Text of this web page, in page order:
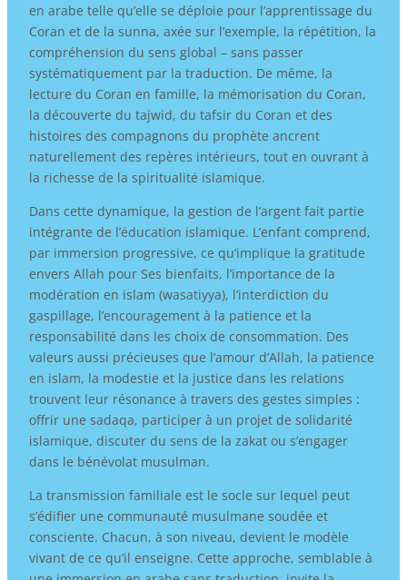
en arabe telle qu’elle se déploie pour l’apprentissage du
Coran et de la sunna, axée sur l’exemple, la répétition, la
compréhension du sens global – sans passer
systématiquement par la traduction. De même, la
lecture du Coran en famille, la mémorisation du Coran,
la découverte du tajwid, du tafsir du Coran et des
histoires des compagnons du prophète ancrent
naturellement des repères intérieurs, tout en ouvrant à
la richesse de la spiritualité islamique.
Dans cette dynamique, la gestion de l’argent fait partie
intégrante de l’éducation islamique. L’enfant comprend,
par immersion progressive, ce qu’implique la gratitude
envers Allah pour Ses bienfaits, l’importance de la
modération en islam (wasatiyya), l’interdiction du
gaspillage, l’encouragement à la patience et la
responsabilité dans les choix de consommation. Des
valeurs aussi précieuses que l’amour d’Allah, la patience
en islam, la modestie et la justice dans les relations
trouvent leur résonance à travers des gestes simples :
offrir une sadaqa, participer à un projet de solidarité
islamique, discuter du sens de la zakat ou s’engager
dans le bénévolat musulman.
La transmission familiale est le socle sur lequel peut
s’édifier une communauté musulmane soudée et
consciente. Chacun, à son niveau, devient le modèle
vivant de ce qu’il enseigne. Cette approche, semblable à